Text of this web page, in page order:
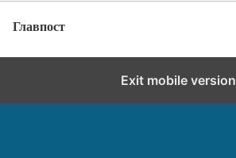
Главпост
Exit mobile version